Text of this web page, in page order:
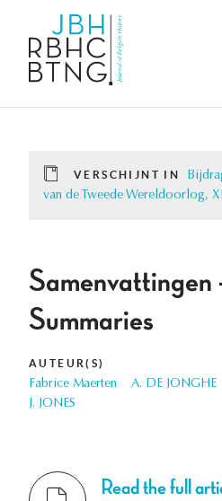
VERSCHIJNT IN
van de Tweede Wereldoorlog,
Samenvattingen
Summaries
AUTEUR(S)
Fabrice Maerten A. DE JONGHE
J. JONES
Read the full